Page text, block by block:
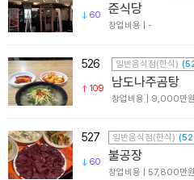
60 준식당
창업비용 | -
526
109
일반음식점(한식)
남도나주곰탕
창업비용 | 9,000만원
527
60
일반음식점(한식)
불공장
창업비용 | 57,800만원